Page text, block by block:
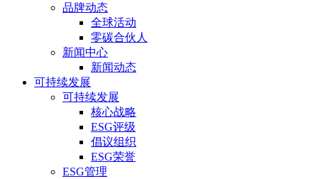
品牌动态
全球活动
零碳合伙人
新闻中心
新闻动态
可持续发展
可持续发展
核心战略
ESG评级
倡议组织
ESG荣誉
ESG管理